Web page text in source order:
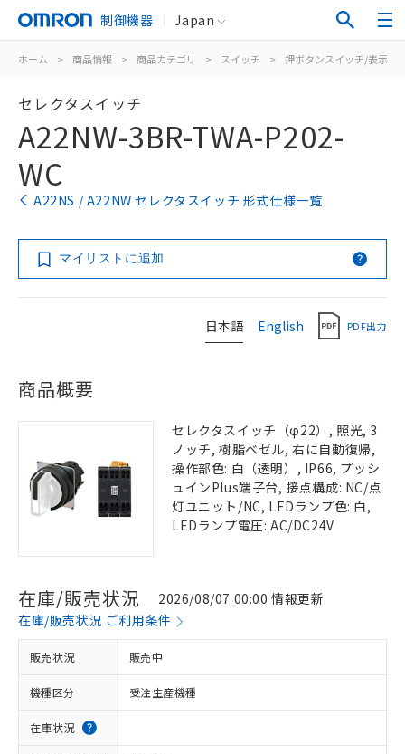
制御機器 Japan
ホーム > 商品情報 > 商品カテゴリ > スイッチ > 押ボタンスイッチ/表示灯
セレクタスイッチ
A22NW-3BR-TWA-P202-
WC
A22NS / A22NW セレクタスイッチ 形式仕様一覧
マイリストに追加
日本語 English PDF出力
商品概要
セレクタスイッチ（φ22）, 照光, 3
ノッチ, 樹脂ベゼル, 右に自動復帰,
操作部色: 白（透明）, IP66, プッシ
ュインPlus端子台, 接点構成: NC/点
灯ユニット/NC, LEDランプ色: 白,
LEDランプ電圧: AC/DC24V
在庫/販売状況
2026/08/07 00:00 情報更新
在庫/販売状況 ご利用条件
販売状況 販売中
機種区分 受注生産機種
在庫状況